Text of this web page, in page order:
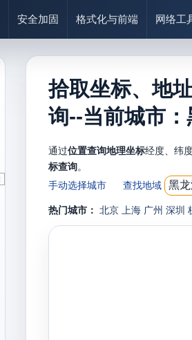
安全加固 格式化与前端 网络工
拾取坐标、地
询--当前城市：
通过位置查询地理坐标经度、纬
标查询。
手动选择城市
查找地域
热门城市： 北京 上海 广州 深圳